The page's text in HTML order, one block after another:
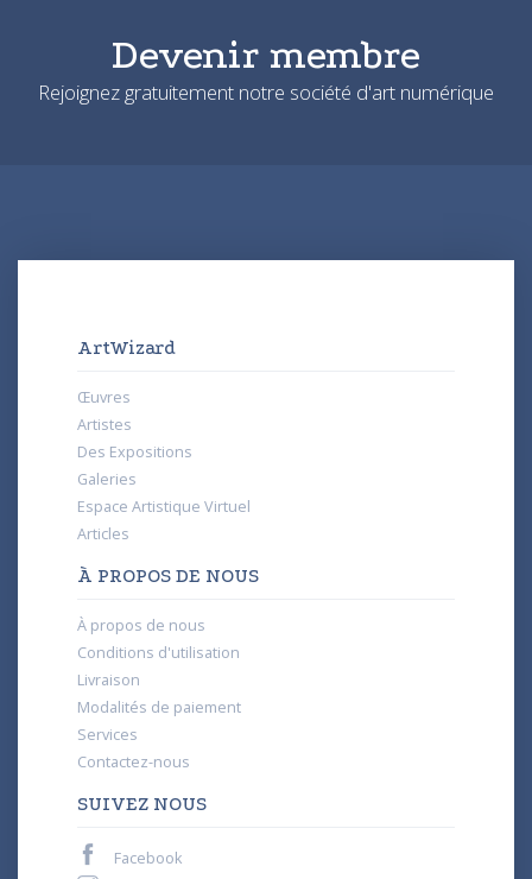
Devenir membre
Rejoignez gratuitement notre société d'art numérique
ArtWizard
Œuvres
Artistes
Des Expositions
Galeries
Espace Artistique Virtuel
Articles
À PROPOS DE NOUS
À propos de nous
Conditions d'utilisation
Livraison
Modalités de paiement
Services
Contactez-nous
SUIVEZ NOUS
Facebook